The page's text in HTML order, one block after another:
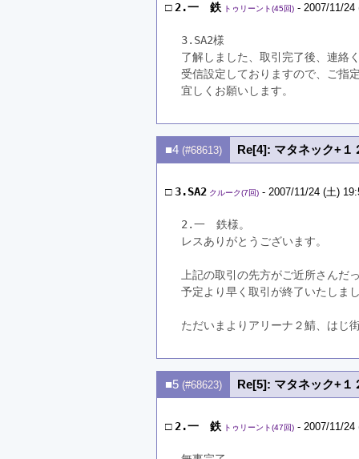
□ 2.一 鉄 トゥリーント(45回) - 2007/11/
3.SA2様
了解しました、取引完了後、連絡
受信設定しておりますので、ご指
宜しくお願いします。
■4 (#68613) Re[4]: マタネック+１
□3.SA2 クルーク(7回) - 2007/11/24 (土)
2.一　鉄様。
レスありがとうございます。
上記の取引の先方がご近所さんだ
予定より早く取引が終了いたしま
ただいまよりアリーナ２鯖、はじ
■5 (#68623) Re[5]: マタネック+１
□ 2.一 鉄 トゥリーント(47回) - 2007/11/